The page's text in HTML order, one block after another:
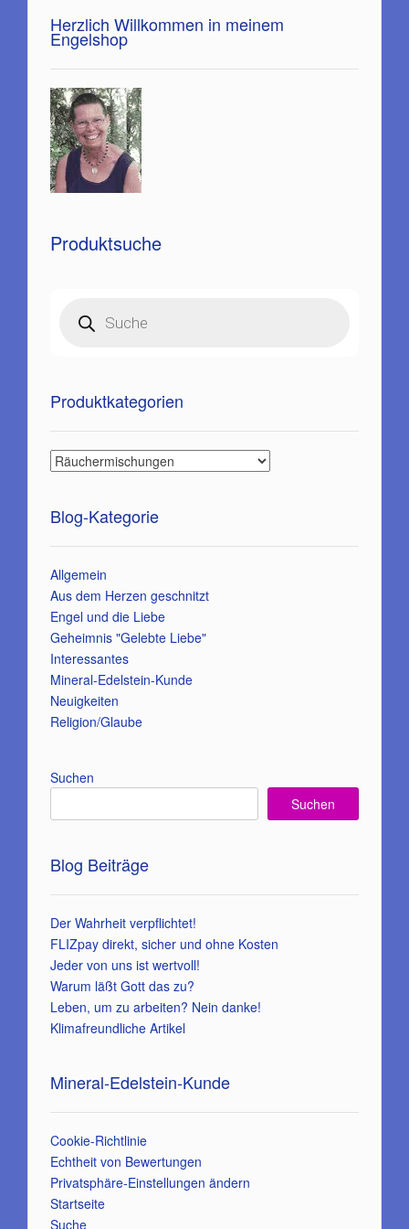
Herzlich Willkommen in meinem
Engelshop
Produktsuche
search
Produktkategorien
Blog-Kategorie
Allgemein
Aus dem Herzen geschnitzt
Engel und die Liebe
Geheimnis "Gelebte Liebe"
Interessantes
Mineral-Edelstein-Kunde
Neuigkeiten
Religion/Glaube
Suchen
Suchen
Blog Beiträge
Der Wahrheit verpflichtet!
FLIZpay direkt, sicher und ohne Kosten
Jeder von uns ist wertvoll!
Warum läßt Gott das zu?
Leben, um zu arbeiten? Nein danke!
Klimafreundliche Artikel
Mineral-Edelstein-Kunde
Cookie-Richtlinie
Echtheit von Bewertungen
Privatsphäre-Einstellungen ändern
Startseite
Suche